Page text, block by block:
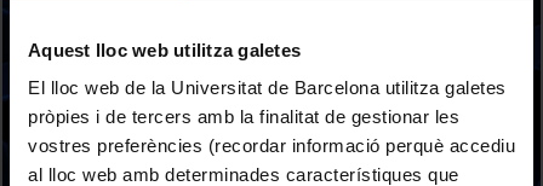
Aquest lloc web utilitza galetes
El lloc web de la Universitat de Barcelona utilitza galetes
pròpies i de tercers amb la finalitat de gestionar les
vostres preferències (recordar informació perquè accediu
al lloc web amb determinades característiques que